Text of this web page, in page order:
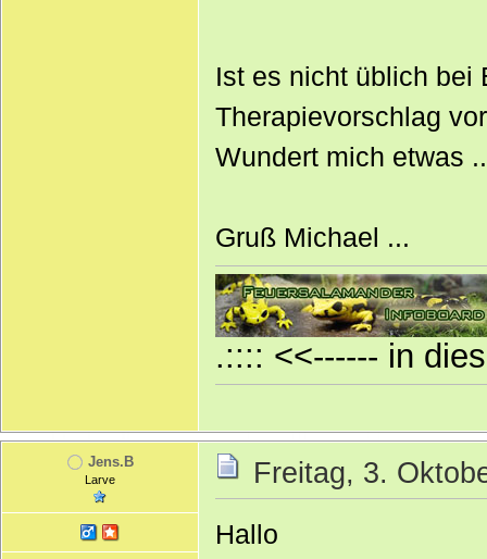
Ist es nicht üblich bei
Therapievorschlag
Wundert mich etwas
Gruß Michael ...
.:::: <<------ in
Jens.B
Larve Freitag, 3.
Hallo